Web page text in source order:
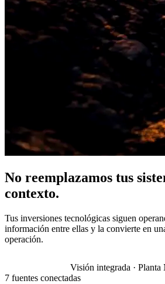
No reemplazamos tus
contexto.
Tus inversiones tecnológicas siguen
información entre ellas y la convierte en
operación.
Visión integrada · Planta
7 fuentes conectadas